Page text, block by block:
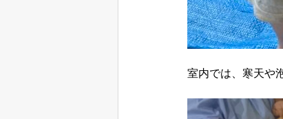
室内では、寒天や